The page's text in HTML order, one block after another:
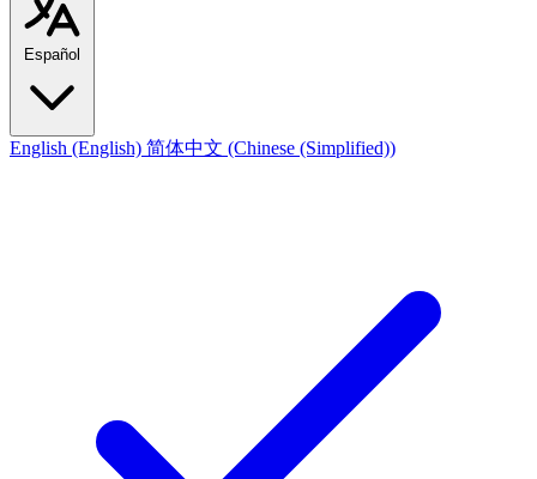
Español
English (English) 简体中文 (Chinese (Simplified))